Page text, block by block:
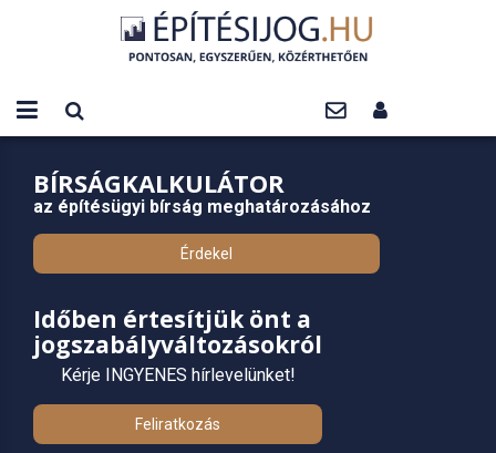
BÍRSÁGKALKULÁTOR
az építésügyi bírság meghatározásához
Érdekel
Időben értesítjük önt a
jogszabályváltozásokról
Kérje INGYENES hírlevelünket!
Feliratkozás